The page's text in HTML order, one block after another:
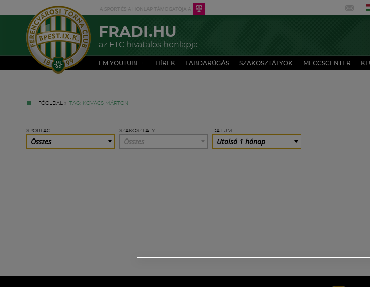
FRADI.HU
az FTC hivatalos honlapja
FM YOUTUBE + HÍREK LABDARÚGÁS SZAKOSZTÁLYOK MECCSCENTER
FŐOLDAL » TAG: KOVÁCS MÁRTON
SPORTÁG
Összes
SZAKOSZTÁLY
Összes
DÁTUM
Utolsó 1 hónap